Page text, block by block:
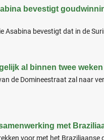
bevestigt
Asabina bevestigt dat in de
al binnen twee
de Domineestraat zal naar
met
voor met het Braziliaanse